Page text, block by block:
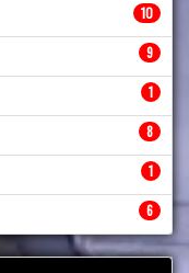
10
9
1
8
1
6